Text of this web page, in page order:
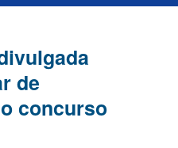
de
concurso